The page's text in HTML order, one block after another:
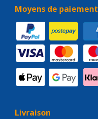
Moyens de paiement
Livraison